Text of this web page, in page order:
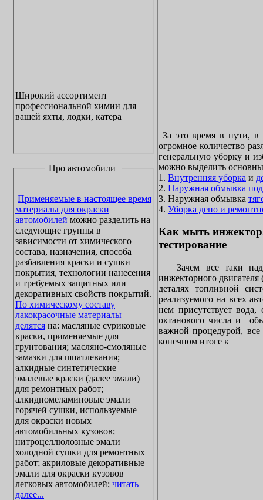
Широкий ассортимент
профессиональной химии для
вашей яхты, лодки, катера
Про автомобили
Применяемые в настоящее время
материалы для окраски
автомобилей можно разделить на
следующие группы в
зависимости от химического
состава, назначения, способа
разбавления краски и сушки
покрытия, технологии нанесения
и требуемых защитных или
декоративных свойств покрытий.
По химическому составу
лакокрасочные материалы
делятся на: масляные суриковые
краски, применяемые для
грунтования; масляно-смоляные
замазки для шпатлевания;
алкидные синтетические
эмалевые краски (далее эмали)
для ремонтных работ;
алкидномеламиновые эмали
горячей сушки, используемые
для окраски новых
автомобильных кузовов;
нитроцеллюлозные эмали
холодной сушки для ремонтных
работ; акриловые декоративные
эмали для окраски кузовов
легковых автомобилей; читать
далее...
За это время в пути,
огромное количество
генеральную уборку и
можно выделить
1. Внутренняя уборка и
2. Наружная обмывка
3. Наружная обмывка
4. Уборка депо и
Как мыть
тестирование
Зачем все таки
инжекторного
деталях топливной
реализуемого на всех
нем присутствует
октанового числа и
важной процедурой, все
конечном итоге к